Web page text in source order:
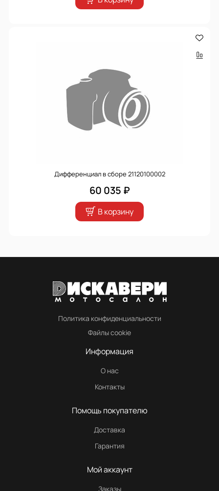
Дифференциал в сборе 21120100002
60 035 ₽
В корзину
Политика конфиденциальности
Файлы cookie
Информация
О нас
Контакты
Помощь покупателю
Доставка
Гарантия
Мой аккаунт
Заказы